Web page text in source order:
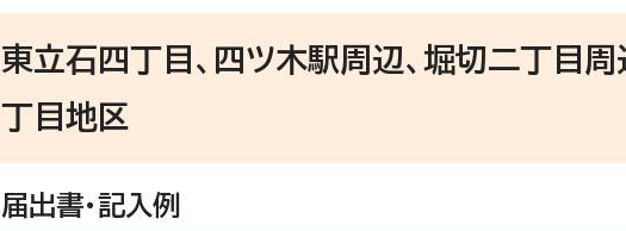
東立石四丁目、四ツ木駅周辺、堀切二丁目
丁目地区
届出書・記入例